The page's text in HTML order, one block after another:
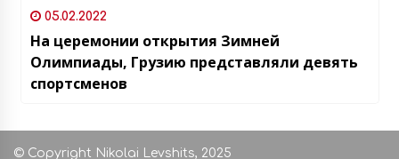
05.02.2022
На церемонии открытия Зимней
Олимпиады, Грузию представляли девять
спортсменов
© Copyright Nikolai Levshits, 2025